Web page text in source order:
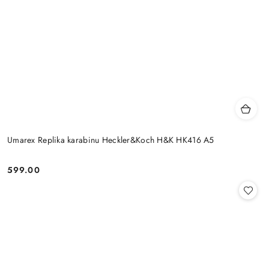
Umarex Replika karabinu Heckler&Koch H&K HK416 A5
Cena:
599.00